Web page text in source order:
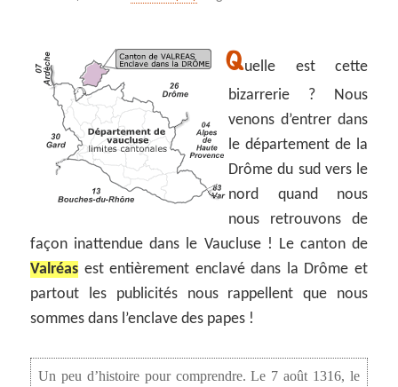
Quelle est cette
bizarrerie ? Nous
venons d’entrer dans
le département de la
Drôme du sud vers le
nord quand nous
nous retrouvons de
façon inattendue dans le Vaucluse ! Le canton de
Valréas est entièrement enclavé dans la Drôme et
partout les publicités nous rappellent que nous
sommes dans l’enclave des papes !
Un peu d’histoire pour comprendre. Le 7 août 1316, le